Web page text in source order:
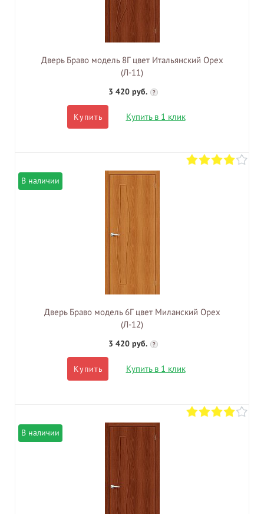
Дверь Браво модель 8Г цвет Итальянский Орех
(Л-11)
3 420 руб. ?
Купить Купить в 1 клик
В наличии
Дверь Браво модель 6Г цвет Миланский Орех
(Л-12)
3 420 руб. ?
Купить Купить в 1 клик
В наличии